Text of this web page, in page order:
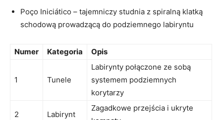
Poço Iniciático – tajemniczy studnia z spiralną klatką
schodową prowadzącą do podziemnego labiryntu
Numer Kategoria Opis
1 Tunele
Labirynty połączone ze sobą
systemem podziemnych
korytarzy
2 Labirynt
Zagadkowe ⁣przejścia i ukryte